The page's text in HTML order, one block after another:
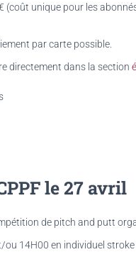
(coût unique pour les
par carte possible.
directement dans la section
le 27 avril
de pitch and putt
14H00 en individuel stroke